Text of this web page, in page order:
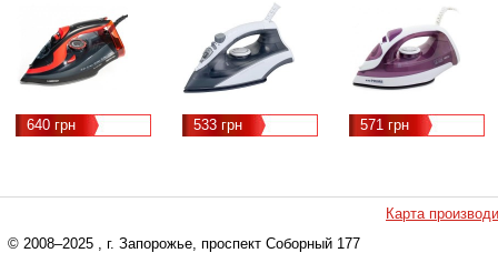
640 грн 533 грн 571 грн
Карта
© 2008–2025 , г. Запорожье, проспект Соборный 177